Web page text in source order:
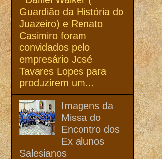
Guardião da História do
Juazeiro) e Renato
Casimiro foram
convidados pelo
empresário José
Tavares Lopes para
produzirem um...
Imagens da
Missa do
Encontro dos
Ex alunos
Salesianos